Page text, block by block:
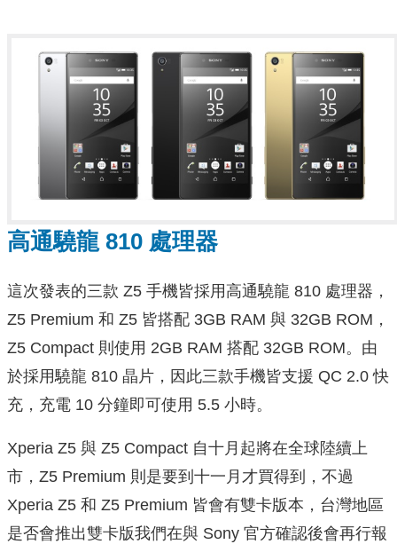
高通驍龍 810 處理器
這次發表的三款 Z5 手機皆採用高通驍龍 810 處理器，
Z5 Premium 和 Z5 皆搭配 3GB RAM 與 32GB ROM，
Z5 Compact 則使用 2GB RAM 搭配 32GB ROM。由
於採用驍龍 810 晶片，因此三款手機皆支援 QC 2.0 快
充，充電 10 分鐘即可使用 5.5 小時。
Xperia Z5 與 Z5 Compact 自十月起將在全球陸續上
市，Z5 Premium 則是要到十一月才買得到，不過
Xperia Z5 和 Z5 Premium 皆會有雙卡版本，台灣地區
是否會推出雙卡版我們在與 Sony 官方確認後會再行報